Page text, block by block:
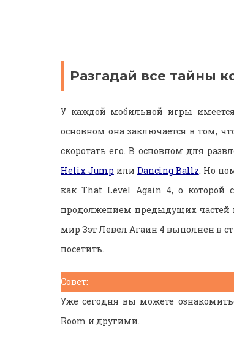
Разгадай все тайны
У каждой мобильной игры имеется
основном она заключается в том,
скоротать его. В основном для
Helix Jump или Dancing Ballz. Но
как That Level Again 4, о которой
продолжением предыдущих частей
мир Зэт Левел Агаин 4 выполнен в
посетить.
Совет:
Уже сегодня вы можете
Room и другими.